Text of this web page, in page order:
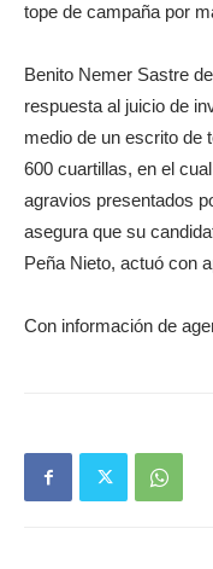
tope de campaña por
Benito Nemer Sastre
respuesta al juicio de
medio de un escrito de
600 cuartillas, en el
agravios presentados
asegura que su
Peña Nieto, actuó con
Con información de